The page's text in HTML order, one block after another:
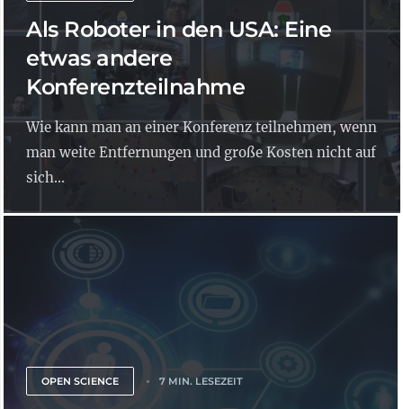
Als Roboter in den USA: Eine
etwas andere
Konferenzteilnahme
Wie kann man an einer Konferenz teilnehmen, wenn
man weite Entfernungen und große Kosten nicht auf
sich...
OPEN SCIENCE 7 MIN. LESEZEIT